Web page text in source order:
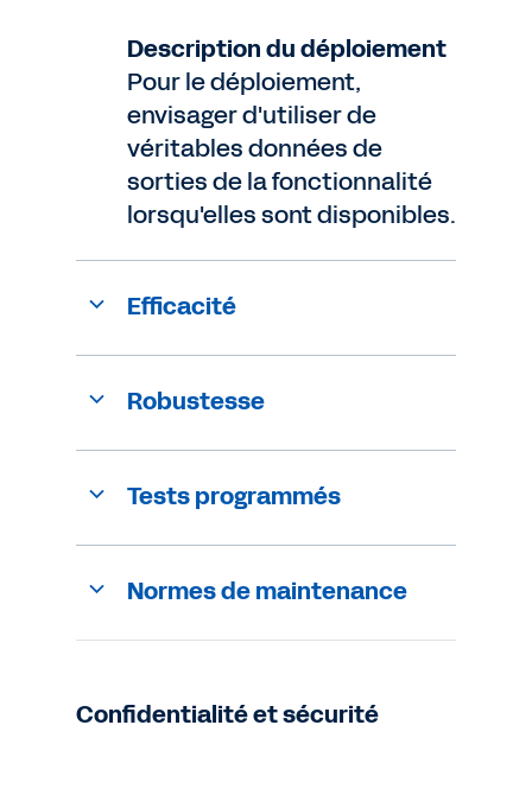
Description du déploiement
Pour le déploiement,
envisager d'utiliser de
véritables données de
sorties de la fonctionnalité
lorsqu'elles sont disponibles.
Efficacité
Robustesse
Tests programmés
Normes de maintenance
Confidentialité et sécurité